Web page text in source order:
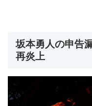
坂本勇人の申告
再炎上